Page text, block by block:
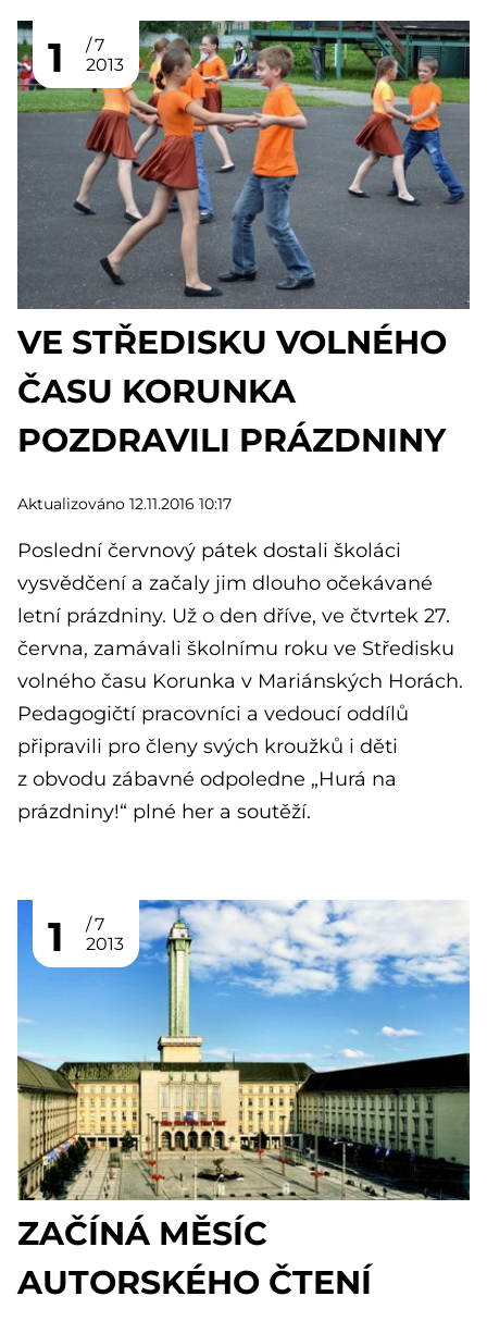
1
7
2013
VE STŘEDISKU VOLNÉHO
ČASU KORUNKA
POZDRAVILI PRÁZDNINY
Aktualizováno 12.11.2016 10:17
Poslední červnový pátek dostali školáci
vysvědčení a začaly jim dlouho očekávané
letní prázdniny. Už o den dříve, ve čtvrtek 27.
června, zamávali školnímu roku ve Středisku
volného času Korunka v Mariánských Horách.
Pedagogičtí pracovníci a vedoucí oddílů
připravili pro členy svých kroužků i děti
z obvodu zábavné odpoledne „Hurá na
prázdniny!“ plné her a soutěží.
1
7
2013
ZAČÍNÁ MĚSÍC
AUTORSKÉHO ČTENÍ